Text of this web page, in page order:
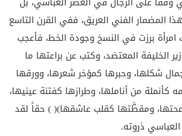
المضمار الفني العريق، ففي القرن التاسع
امرأة برزت في النسخ وجودة الخط، فأعجب
الخليفة المعتضد، وكتب عن براعتها ما
شكلها، وحبرها كمؤخر شعرها، وورقها
من أناملها، وطرازها كفتنة عينيها،
ومقطَّتها كقلب عاشقها)( ) حقاً لقد
ذروته.